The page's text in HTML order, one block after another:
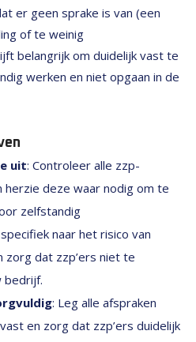
er geen sprake is van (een
of te weinig
belangrijk om duidelijk vast te
werken en niet opgaan in de
uit: Controleer alle zzp-
deze waar nodig om te
zelfstandig
naar het risico van
zorg dat zzp’ers niet te
bedrijf.
: Leg alle afspraken
en zorg dat zzp’ers duidelijk